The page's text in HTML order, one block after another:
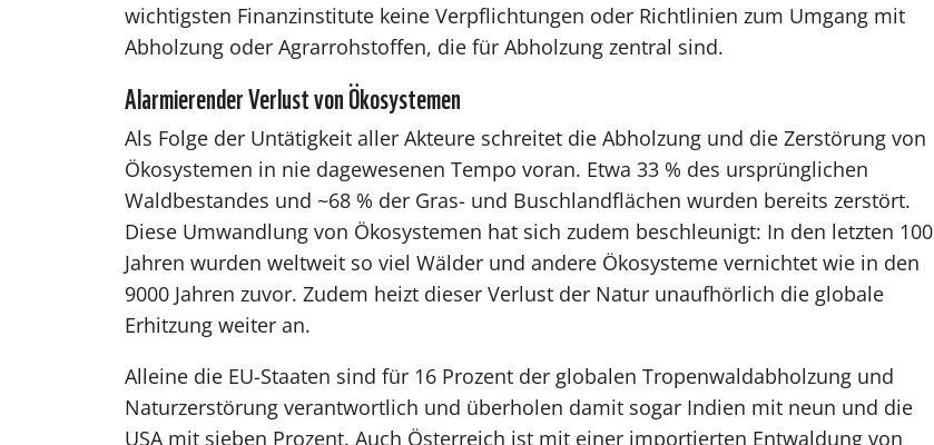
wichtigsten Finanzinstitute keine Verpflichtungen oder Richtlinien zum Umgang mit
Abholzung oder Agrarrohstoffen, die für Abholzung zentral sind.
Alarmierender Verlust von Ökosystemen
Als Folge der Untätigkeit aller Akteure schreitet die Abholzung und die Zerstörung von
Ökosystemen in nie dagewesenen Tempo voran. Etwa 33 % des ursprünglichen
Waldbestandes und ~68 % der Gras- und Buschlandflächen wurden bereits zerstört.
Diese Umwandlung von Ökosystemen hat sich zudem beschleunigt: In den letzten 100
Jahren wurden weltweit so viel Wälder und andere Ökosysteme vernichtet wie in den
9000 Jahren zuvor. Zudem heizt dieser Verlust der Natur unaufhörlich die globale
Erhitzung weiter an.
Alleine die EU-Staaten sind für 16 Prozent der globalen Tropenwaldabholzung und
Naturzerstörung verantwortlich und überholen damit sogar Indien mit neun und die
USA mit sieben Prozent. Auch Österreich ist mit einer importierten Entwaldung von